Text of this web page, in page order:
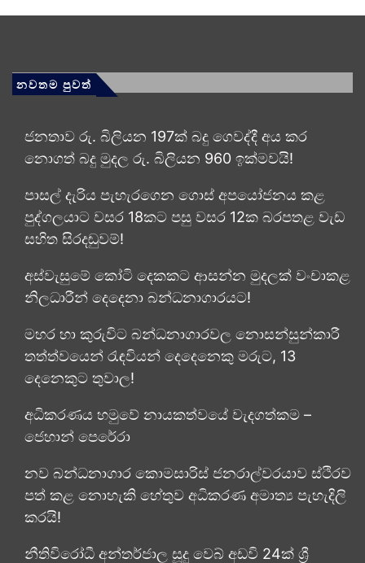
නවතම පුවත්
ජනතාව රු. බිලියන 197ක් බදු ගෙවද්දී අය කර
නොගත් බදු මුදල රු. බිලියන 960 ඉක්මවයි!
පාසල් දැරිය පැහැරගෙන ගොස් අපයෝජනය කළ
පුද්ගලයාට වසර 18කට පසු වසර 12ක බරපතළ වැඩ
සහිත සිරදඬුවම්!
අස්වැසුමේ කෝටි දෙකකට ආසන්න මුදලක් වංචාකළ
නිලධාරීන් දෙදෙනා බන්ධනාගාරයට!
මහර හා කුරුවිට බන්ධනාගාරවල නොසන්සුන්කාරී
තත්ත්වයෙන් රැඳවියන් දෙදෙනෙකු මරුට, 13
දෙනෙකුට තුවාල!
අධිකරණය හමුවේ නායකත්වයේ වැදගත්කම –
ජෙහාන් පෙරේරා
නව බන්ධනාගාර කොමසාරිස් ජනරාල්වරයාව ස්ථිරව
පත් කළ නොහැකි හේතුව අධිකරණ අමාත්‍ය පැහැදිලි
කරයි!
නීතිවිරෝධී අන්තර්ජාල සූදු වෙබ් අඩවි 24ක් ශ්‍රී